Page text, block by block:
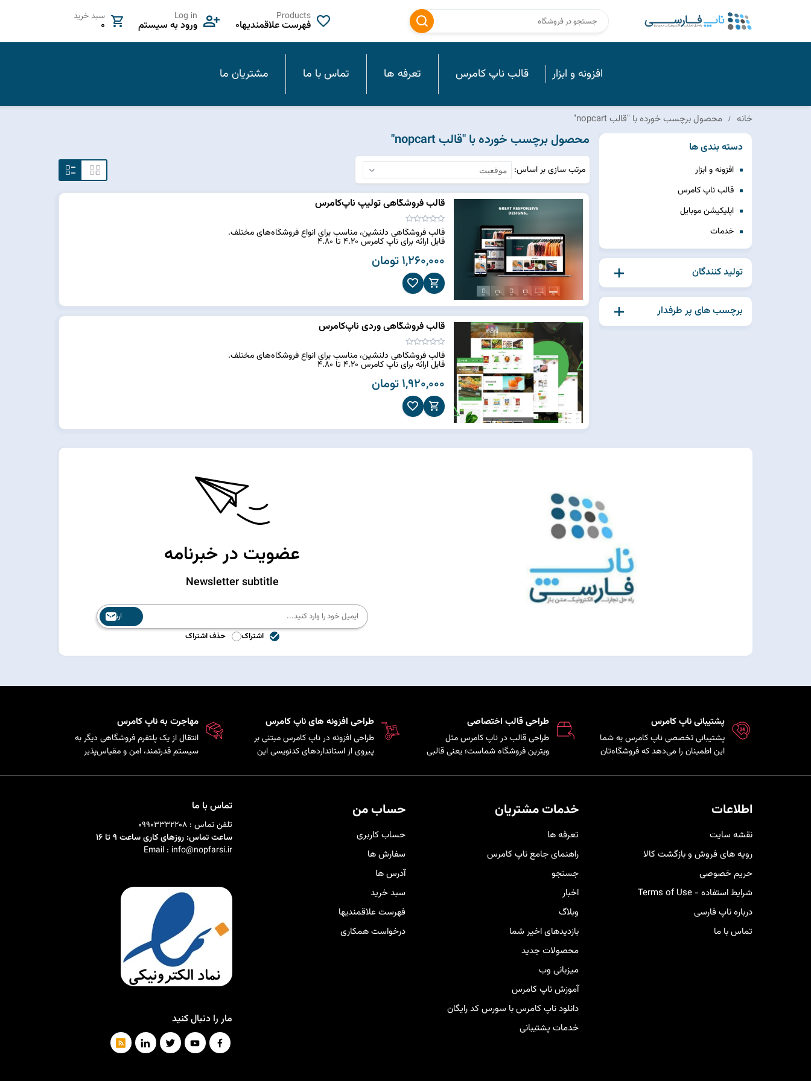
Products
فهرست علاقمندیها0
Log in
ورود به سیستم
سبد خرید
0
افزونه و ابزار قالب ناپ کامرس تعرفه ها تماس با ما مشتریان ما
خانه محصول برچسب خورده با "قالب nopcart"
دسته بندی ها
افزونه و ابزار
قالب ناپ کامرس
اپلیکیشن موبایل
خدمات
تولید کنندگان
برچسب های پر طرفدار
محصول برچسب خورده با "قالب nopcart"
مرتب سازی بر اساس
قالب فروشگاهی تولیپ ناپ‌کامرس
قالب فروشگاهی دلنشین، مناسب برای انواع فروشگاه‌های مختلف.
قابل ارائه برای ناپ کامرس 4.20 تا 4.80
1,260,000 تومان
قالب فروشگاهی وردی ناپ‌کامرس
قالب فروشگاهی دلنشین، مناسب برای انواع فروشگاه‌های مختلف.
قابل ارائه برای ناپ کامرس 4.20 تا 4.80
1,920,000 تومان
عضویت در خبرنامه
Newsletter subtitle
ارسال
اشتراک
حذف اشتراک
پشتیبانی ناپ کامرس
پشتیبانی تخصصی ناپ کامرس به شما
این اطمینان را می‌دهد که فروشگاه‌تان
فنی در کمترین زمان ممکن برای رفع
کنار شما خواهد بود.
طراحی قالب اختصاصی
طراحی قالب در ناپ کامرس مثل
ویترین فروشگاه شماست؛ یعنی قالبی
مشتری‌هایتان شخصی‌سازی شده تا
خریدی راحت و لذت‌بخش را برای
کاربرانتان فراهم کند
طراحی افزونه های ناپ کامرس
طراحی افزونه در ناپ کامرس مبتنی بر
پیروی از استانداردهای کدنویسی این
و اضافه کردن قابلیت‌های سفارشی را
مهاجرت به ناپ کامرس
انتقال از یک پلتفرم فروشگاهی دیگر به
سیستم قدرتمند، امن و مقیاس‌پذیر
محصولات، مشتریان و سفارش‌ها.
اطلاعات
نقشه سایت
رویه های فروش و بازگشت کالا
حریم خصوصی
شرایط استفاده - Terms of Use
درباره ناپ فارسی
تماس با ما
خدمات مشتریان
تعرفه ها
راهنمای جامع ناپ کامرس
جستجو
اخبار
وبلاگ
بازدیدهای اخیر شما
محصولات جدید
میزبانی وب
آموزش ناپ کامرس
دانلود ناپ کامرس با سورس کد رایگان
خدمات پشتیبانی
حساب من
حساب کاربری
سفارش ها
آدرس ها
سبد خرید
فهرست علاقمندیها
درخواست همکاری
تماس با ما
تلفن تماس : 09903332208
ساعت تماس: روزهای کاری ساعت 9 تا 16
Email : info@nopfarsi.ir
مار را دنبال کنید